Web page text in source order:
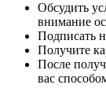
Обсудить
внимание
Подписать
Получите
После
вас